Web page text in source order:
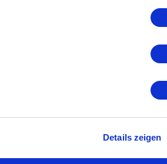
Details zeigen